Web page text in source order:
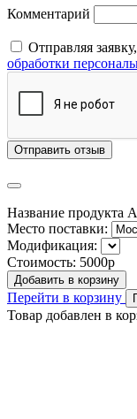
Комментарий
Отправляя
обработки
Отправить отзыв
Название продукта
Место поставки:
Модификация:
Стоимость: 5000р
Добавить в корзину
Перейти в корзину
Товар добавлен в